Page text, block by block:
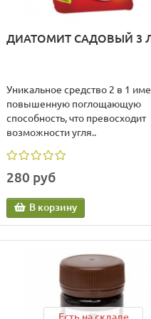
Залог здоровой рассады –
правильный грунт!
Залог здоровой рассады –
правильный грунт! Очень скоро
начнется такой долгожданный
всех..
Читать далее...
ДИАТОМИТ САДОВЫЙ 3
Уникальное средство 2 в 1
повышенную поглощающую
способность, что превосходит
возможности угля..
280 руб
В корзину